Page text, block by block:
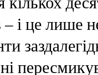
– і це лише